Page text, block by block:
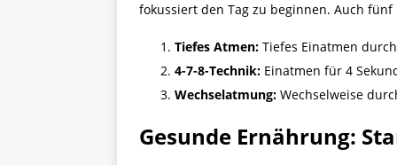
fokussiert den Tag zu beginnen. Auch
Tiefes Atmen: Tiefes Einatmen
4-7-8-Technik: Einatmen für 4
Wechselatmung: Wechselweise
Gesunde Ernährung: